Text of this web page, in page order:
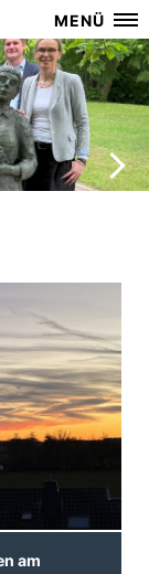
MENÜ
am